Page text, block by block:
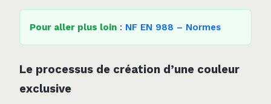
Pour aller plus loin : NF EN 988 – Normes
Le processus de création d’une couleur
exclusive